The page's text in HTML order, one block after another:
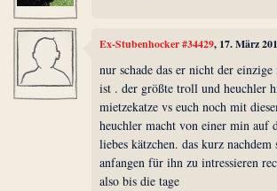
Ex-Stubenhocker #34429, 17. März
nur schade das er nicht der
ist . der größte troll und heuchler
mietzekatze vs euch noch mit
heuchler macht von einer min auf
liebes kätzchen. das kurz nachdem
anfangen für ihn zu intressieren
also bis die tage